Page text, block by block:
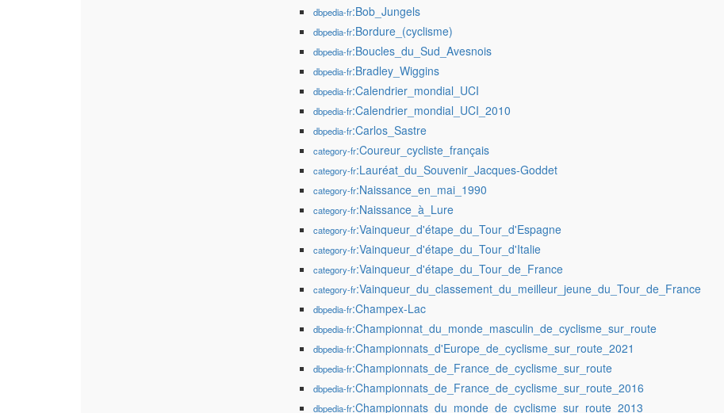
dbpedia-fr:Bob_Jungels
dbpedia-fr:Bordure_(cyclisme)
dbpedia-fr:Boucles_du_Sud_Avesnois
dbpedia-fr:Bradley_Wiggins
dbpedia-fr:Calendrier_mondial_UCI
dbpedia-fr:Calendrier_mondial_UCI_2010
dbpedia-fr:Carlos_Sastre
category-fr:Coureur_cycliste_français
category-fr:Lauréat_du_Souvenir_Jacques-Goddet
category-fr:Naissance_en_mai_1990
category-fr:Naissance_à_Lure
category-fr:Vainqueur_d'étape_du_Tour_d'Espagne
category-fr:Vainqueur_d'étape_du_Tour_d'Italie
category-fr:Vainqueur_d'étape_du_Tour_de_France
category-fr:Vainqueur_du_classement_du_meilleur_jeune_du_Tour_de_France
dbpedia-fr:Champex-Lac
dbpedia-fr:Championnat_du_monde_masculin_de_cyclisme_sur_route
dbpedia-fr:Championnats_d'Europe_de_cyclisme_sur_route_2021
dbpedia-fr:Championnats_de_France_de_cyclisme_sur_route
dbpedia-fr:Championnats_de_France_de_cyclisme_sur_route_2016
dbpedia-fr:Championnats_du_monde_de_cyclisme_sur_route_2013